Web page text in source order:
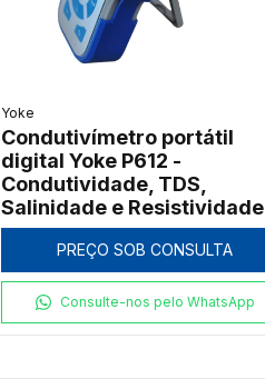
Yoke
Condutivímetro portátil
digital Yoke P612 -
Condutividade, TDS,
Salinidade e Resistividade
PREÇO SOB CONSULTA
Consulte-nos pelo WhatsApp